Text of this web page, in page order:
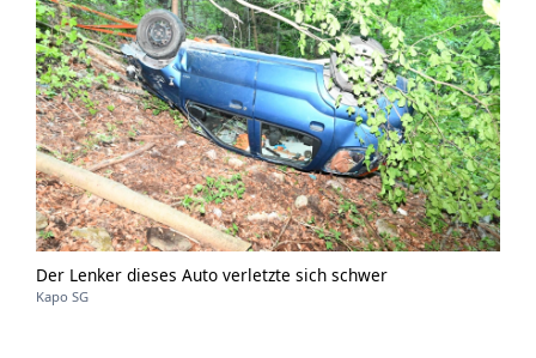
Der Lenker dieses Auto verletzte sich schwer
Kapo SG